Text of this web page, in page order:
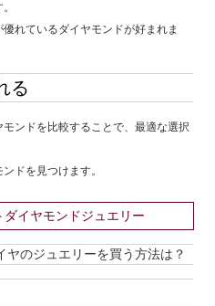
れているダイヤモンドが好まれま
る
ンドを比較することで、最適な選択
ドを見つけます。
ダイヤモンドジュエリー
ヤのジュエリーを買う方法は？